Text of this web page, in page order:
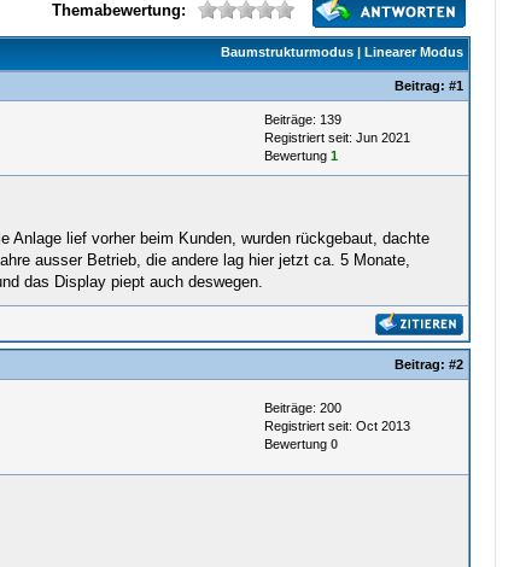
Themabewertung:
Baumstrukturmodus| Linearer Modus
Beitrag: #1
Beiträge: 139
Registriert seit: Jun 2021
Bewertung 1
lief vorher beim Kunden, wurden rückgebaut, dachte
ausser Betrieb, die andere lag hier jetzt ca. 5 Monate,
das Display piept auch deswegen.
Beitrag: #2
Beiträge: 200
Registriert seit: Oct 2013
Bewertung 0